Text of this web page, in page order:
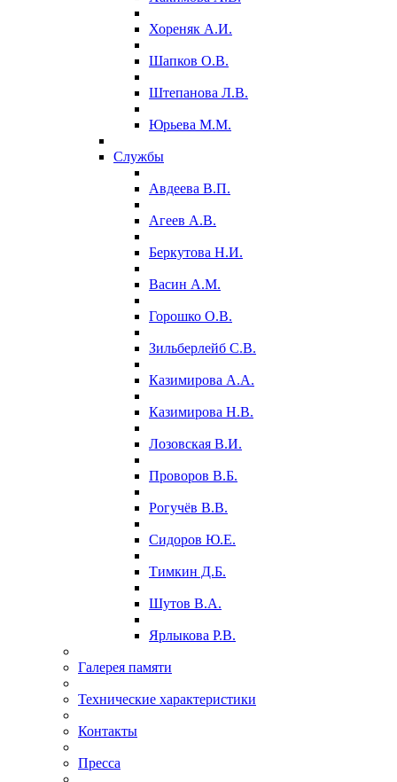
Хореняк А.И.
Шапков О.В.
Штепанова Л.В.
Юрьева М.М.
Службы
Авдеева В.П.
Агеев А.В.
Беркутова Н.И.
Васин А.М.
Горошко О.В.
Зильберлейб С.В.
Казимирова А.А.
Казимирова Н.В.
Лозовская В.И.
Проворов В.Б.
Рогучёв В.В.
Сидоров Ю.Е.
Тимкин Д.Б.
Шутов В.А.
Ярлыкова Р.В.
Галерея памяти
Технические характеристики
Контакты
Пресса